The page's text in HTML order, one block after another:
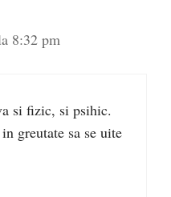
8:32 pm
si fizic, si psihic.
greutate sa se uite